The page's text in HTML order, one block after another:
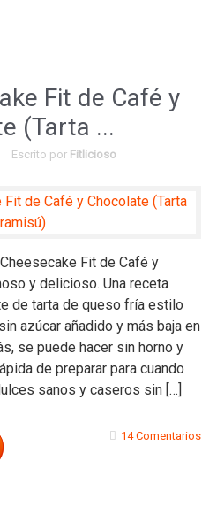
Fit de Café y
(Tarta ...
Escrito por Fitlicioso
Fit de Café y
y delicioso. Una receta
de tarta de queso fría estilo
azúcar añadido y más baja en
se puede hacer sin horno y
de preparar para cuando
sanos y caseros sin […]
14 Comentarios